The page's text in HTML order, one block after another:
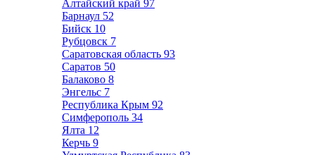
Алтайский край 97
Барнаул 52
Бийск 10
Рубцовск 7
Саратовская область 93
Саратов 50
Балаково 8
Энгельс 7
Республика Крым 92
Симферополь 34
Ялта 12
Керчь 9